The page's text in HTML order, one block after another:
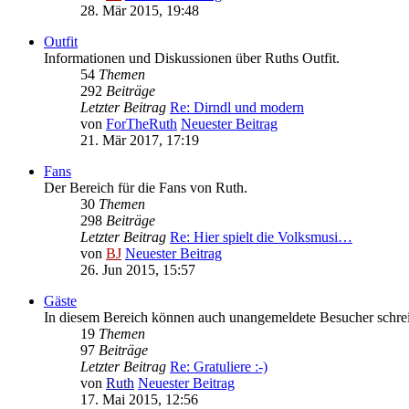
28. Mär 2015, 19:48
Outfit
Informationen und Diskussionen über Ruths Outfit.
54 Themen
292 Beiträge
Letzter Beitrag Re: Dirndl und modern
von ForTheRuth Neuester Beitrag
21. Mär 2017, 17:19
Fans
Der Bereich für die Fans von Ruth.
30 Themen
298 Beiträge
Letzter Beitrag Re: Hier spielt die Volksmusi…
von BJ Neuester Beitrag
26. Jun 2015, 15:57
Gäste
In diesem Bereich können auch unangemeldete Besucher
19 Themen
97 Beiträge
Letzter Beitrag Re: Gratuliere :-)
von Ruth Neuester Beitrag
17. Mai 2015, 12:56